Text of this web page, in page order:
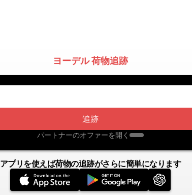
ヨーデル 荷物追跡
追跡
パートナーのオファーを開く
アプリを使えば荷物の追跡がさらに簡単になります